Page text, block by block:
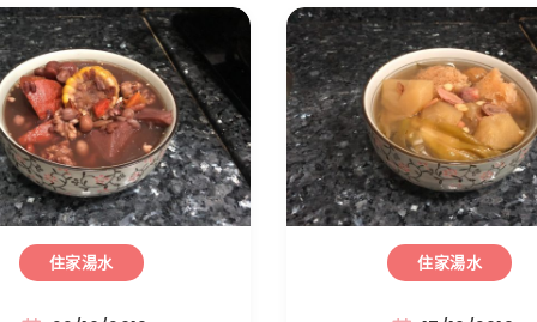
住家湯水 住家湯水